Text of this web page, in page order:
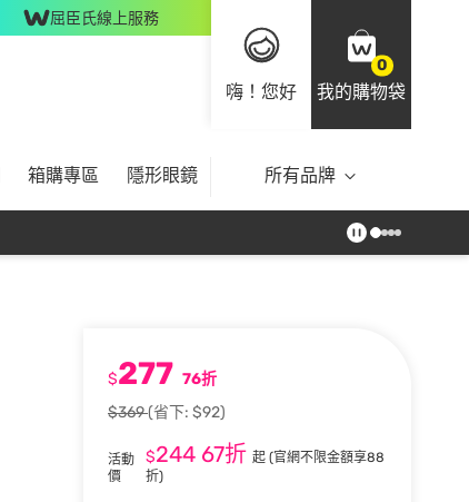
屈臣氏線上服務
嗨！您好
0
我的購物袋
箱購專區 隱形眼鏡 所有品牌
$277 76折
$369(省下: $92)
活動
價
$24467折 起 (官網不限金額享88
折)